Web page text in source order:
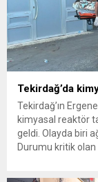
Tekirdağ’da
Tekirdağ’ın
kimyasal reaktör
geldi. Olayda biri
Durumu kritik olan